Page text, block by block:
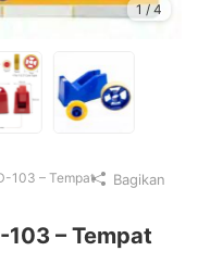
1/4
103 – Tempat
– Tempat
Bagikan